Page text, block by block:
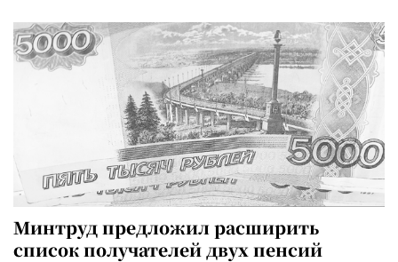
Минтруд предложил расширить
список получателей двух пенсий